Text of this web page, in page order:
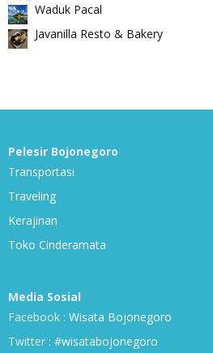
Waduk Pacal
Javanilla Resto & Bakery
Pelesir Bojonegoro
Transportasi
Traveling
Kerajinan
Toko Cinderamata
Media Sosial
Facebook : Wisata Bojonegoro
Twitter : #wisatabojonegoro